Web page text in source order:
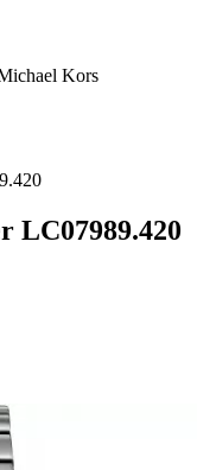
Kors
LC07989.420